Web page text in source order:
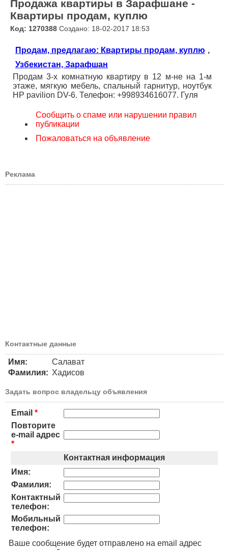
Продажа квартиры в Зарафшане -
Квартиры продам, куплю
Код: 1270388 Создано: 18-02-2017 18:53
Продам, предлагаю: Квартиры продам, куплю ,
Узбекистан, Зарафшан
Продам 3-х комнатную квартиру в 12 м-не на 1-м
этаже, мягкую мебель, спальный гарнитур, ноутбук
НР pavilion DV-6. Телефон: +998934616077. Гуля
Сообщить о спаме или нарушении правил
публикации
Пожаловаться на объявление
Реклама
Контактные данные
Имя:
Салават
Фамилия: Хадисов
Задать вопрос владельцу объявления
Email *
Повторите
e-mail адрес
*
Контактная информация
Имя:
Фамилия:
Контактный
телефон:
Мобильный
телефон:
Ваше сообщение будет отправлено на email адрес